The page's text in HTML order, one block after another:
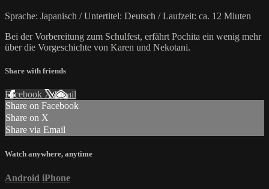
Sprache: Japanisch / Untertitel: Deutsch / Laufzeit: ca. 12 Miuten
Bei der Vorbereitung zum Schulfest, erfährt Pochita ein wenig mehr
über die Vorgeschichte von Karen und Nekotani.
Share with friends
Facebook XEmail
Share on Facebook
Share on X
Share via Email
Watch anywhere, anytime
Android iPhone